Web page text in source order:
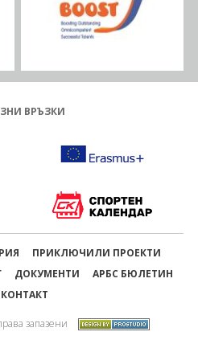
ВРЪЗКИ
ПРИКЛЮЧИЛИ ПРОЕКТИ
ДОКУМЕНТИ
АРБС БЮЛЕТИН
КОНТАКТ
запазени